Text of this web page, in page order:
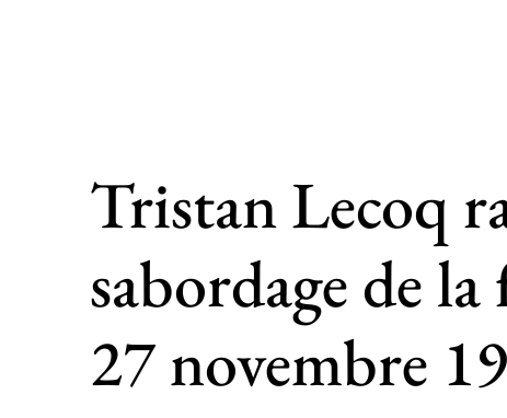
Tristan Lecoq
sabordage de
27 novembre